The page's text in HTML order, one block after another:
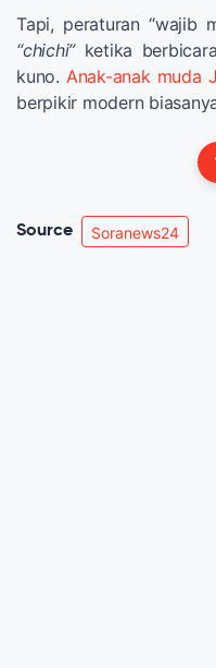
Tapi, peraturan “wajib
“chichi”ketika
kuno. Anak-anak muda
berpikir modern
Source Soranews24